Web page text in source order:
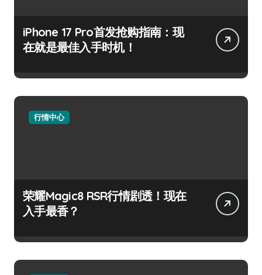
iPhone 17 Pro首发抢购指南：现
在就是最佳入手时机！
行情中心
荣耀Magic8 RSR行情剧透！现在
入手最香？